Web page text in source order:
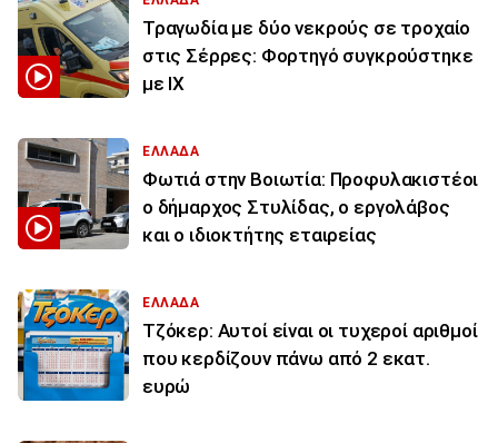
Τραγωδία με δύο νεκρούς σε τροχαίο
στις Σέρρες: Φορτηγό συγκρούστηκε
με ΙΧ
ΕΛΛΑΔΑ
Φωτιά στην Βοιωτία: Προφυλακιστέοι
ο δήμαρχος Στυλίδας, ο εργολάβος
και ο ιδιοκτήτης εταιρείας
ΕΛΛΑΔΑ
Τζόκερ: Αυτοί είναι οι τυχεροί αριθμοί
που κερδίζουν πάνω από 2 εκατ.
ευρώ